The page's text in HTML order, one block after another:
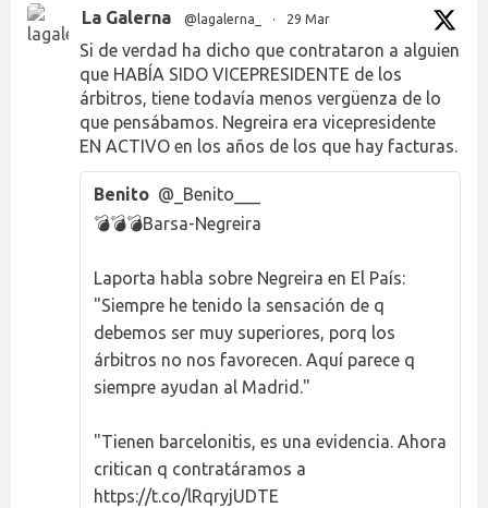
La Galerna @lagalerna_ · 29 Mar
Si de verdad ha dicho que contrataron a alguien
que HABÍA SIDO VICEPRESIDENTE de los
árbitros, tiene todavía menos vergüenza de lo
que pensábamos. Negreira era vicepresidente
EN ACTIVO en los años de los que hay facturas.
Benito @_Benito___
💣💣💣Barsa-Negreira
Laporta habla sobre Negreira en El País:
"Siempre he tenido la sensación de q
debemos ser muy superiores, porq los
árbitros no nos favorecen. Aquí parece q
siempre ayudan al Madrid."
"Tienen barcelonitis, es una evidencia. Ahora
critican q contratáramos a
https://t.co/lRqryjUDTE